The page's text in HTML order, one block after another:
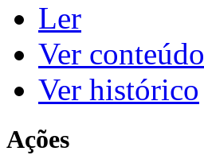
Ler
Ver conteúdo
Ver histórico
Ações